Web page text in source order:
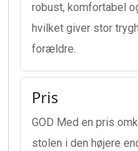
robust, komfortabel
hvilket giver stor
forældre.
Pris
GOD Med en pris
stolen i den højere